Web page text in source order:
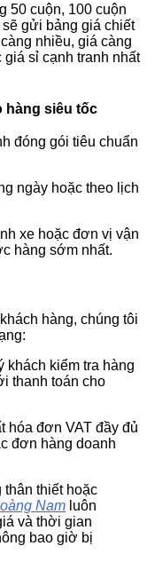
50 cuộn, 100 cuộn
gửi bảng giá chiết
nhiều, giá càng
sỉ cạnh tranh nhất
hàng siêu tốc
đóng gói tiêu chuẩn
ngày hoặc theo lịch
xe hoặc đơn vị vận
hàng sớm nhất.
hàng, chúng tôi
khách kiểm tra hàng
thanh toán cho
hóa đơn VAT đầy đủ
đơn hàng doanh
thiết hoặc
Nam luôn
và thời gian
bao giờ bị